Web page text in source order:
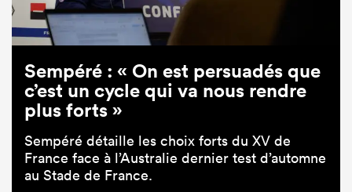
Sempéré : « On est persuadés que
c’est un cycle qui va nous rendre
plus forts »
Sempéré détaille les choix forts du XV de
France face à l’Australie dernier test d’automne
au Stade de France.